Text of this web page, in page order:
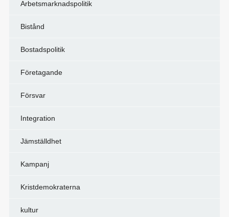
Arbetsmarknadspolitik
Bistånd
Bostadspolitik
Företagande
Försvar
Integration
Jämställdhet
Kampanj
Kristdemokraterna
kultur